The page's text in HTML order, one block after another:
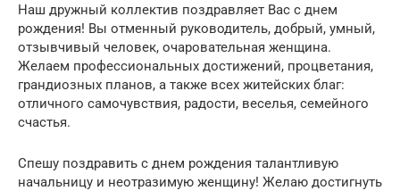
Наш дружный коллектив поздравляет Вас с днем
рождения! Вы отменный руководитель, добрый, умный,
отзывчивый человек, очаровательная женщина.
Желаем профессиональных достижений, процветания,
грандиозных планов, а также всех житейских благ:
отличного самочувствия, радости, веселья, семейного
счастья.
Спешу поздравить с днем рождения талантливую
начальницу и неотразимую женщину! Желаю достигнуть